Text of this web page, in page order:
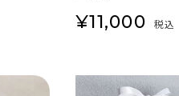
¥11,000 税込